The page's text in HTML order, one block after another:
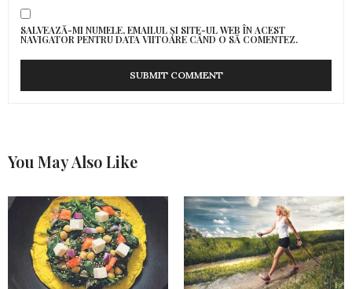
SALVEAZĂ-MI NUMELE, EMAILUL ȘI SITE-UL WEB ÎN ACEST
NAVIGATOR PENTRU DATA VIITOARE CÂND O SĂ COMENTEZ.
You May Also Like